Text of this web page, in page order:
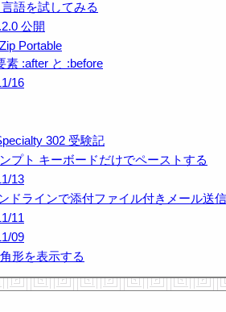
語を試してみる
公開
Portable
素 :after と :before
16
302 受験記
プト キーボードだけでペーストする
13
ドラインで添付ファイル付きメール送信
11
09
形を表示する